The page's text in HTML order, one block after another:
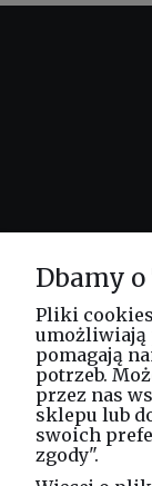
Dbamy
Pliki
umożliwiają
pomagają
potrzeb.
przez nas
sklepu lub
swoich
zgody".